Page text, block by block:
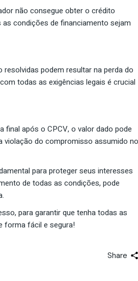
não consegue obter o crédito
condições de financiamento sejam
podem resultar na perda do
todas as exigências legais é crucial
após o CPCV, o valor dado pode
violação do compromisso assumido no
para proteger seus interesses
de todas as condições, pode
para garantir que tenha todas as
forma fácil e segura!
Share